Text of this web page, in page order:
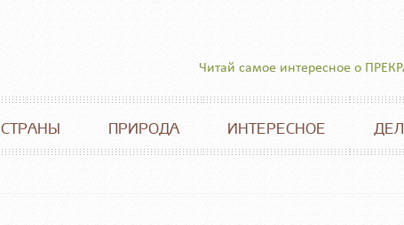
Читай самое интересное о
СТРАНЫ ПРИРОДА ИНТЕРЕСНОЕ